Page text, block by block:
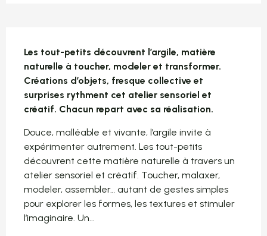
Les tout-petits découvrent l’argile, matière
naturelle à toucher, modeler et transformer.
Créations d’objets, fresque collective et
surprises rythment cet atelier sensoriel et
créatif. Chacun repart avec sa réalisation.
Douce, malléable et vivante, l’argile invite à
expérimenter autrement. Les tout-petits
découvrent cette matière naturelle à travers un
atelier sensoriel et créatif. Toucher, malaxer,
modeler, assembler… autant de gestes simples
pour explorer les formes, les textures et stimuler
l’imaginaire. Un...